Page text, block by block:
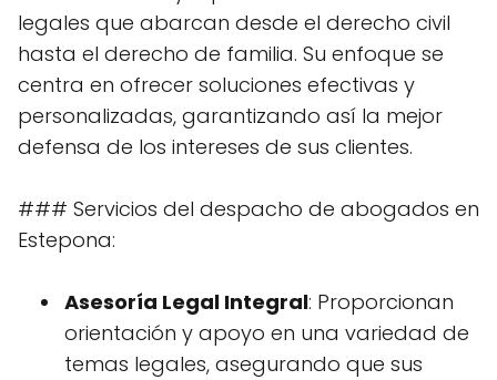
legales que abarcan desde el derecho civil
hasta el derecho de familia. Su enfoque se
centra en ofrecer soluciones efectivas y
personalizadas, garantizando así la mejor
defensa de los intereses de sus clientes.
### Servicios del despacho de abogados en
Estepona:
Asesoría Legal Integral: Proporcionan
orientación y apoyo en una variedad de
temas legales, asegurando que sus